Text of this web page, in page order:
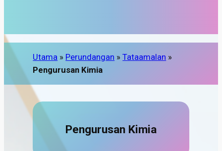
Utama » Perundangan »Tataamalan »
Pengurusan Kimia
Pengurusan Kimia